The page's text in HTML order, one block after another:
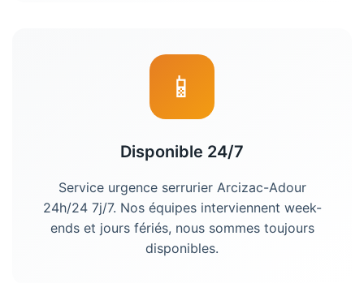
📱
Disponible 24/7
Service urgence serrurier Arcizac-Adour
24h/24 7j/7. Nos équipes interviennent week-
ends et jours fériés, nous sommes toujours
disponibles.